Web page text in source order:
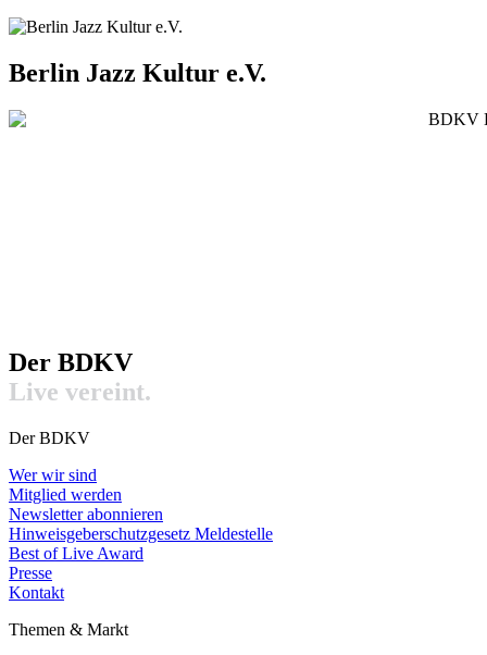
Berlin Jazz Kultur e.V.
Der BDKV​
Live vereint.
Der BDKV
Wer wir sind
Mitglied werden
Newsletter abonnieren
Hinweisgeberschutzgesetz Meldestelle
Best of Live Award
Presse
Kontakt
Themen & Markt